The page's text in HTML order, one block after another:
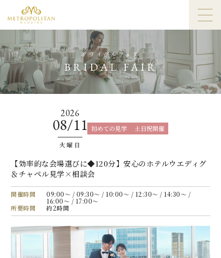
ブライダルフェア
BRIDAL FAIR
2026
08/11
火曜日
初めての見学 土日祝開催
【効率的な会場選びに◆120分】安心のホテルウエディグ
＆チャペル見学×相談会
開催時間
09:00〜 / 09:30〜 / 10:00〜 / 12:30〜 / 14:30〜 /
16:00〜 / 17:00〜
所要時間
約2時間